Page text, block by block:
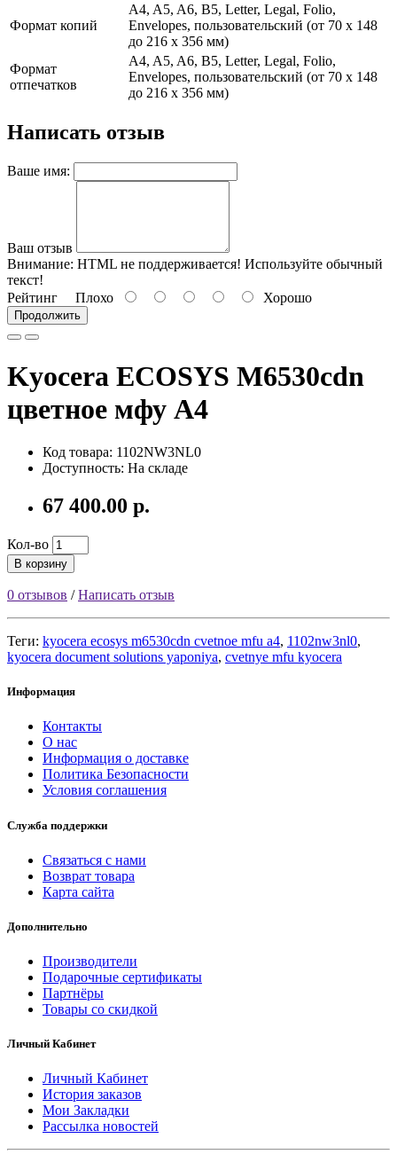
Формат копий
A4, A5, A6, B5, Letter, Legal, Folio,
Envelopes, пользовательский (от 70 x 148
до 216 x 356 мм)
Формат
отпечатков
A4, A5, A6, B5, Letter, Legal, Folio,
Envelopes, пользовательский (от 70 x 148
до 216 x 356 мм)
Написать отзыв
Ваше имя:
Ваш отзыв
Внимание: HTML не поддерживается! Используйте обычный
текст!
Рейтинг Плохо Хорошо
Продолжить
Kyocera ECOSYS M6530cdn
цветное мфу A4
Код товара: 1102NW3NL0
Доступность: На складе
67 400.00 р.
Кол-во
В корзину
0 отзывов /Написать отзыв
Теги: kyocera ecosys m6530cdn cvetnoe mfu a4, 1102nw3nl0,
kyocera document solutions yaponiya, cvetnye mfu kyocera
Информация
Контакты
О нас
Информация о доставке
Политика Безопасности
Условия соглашения
Служба поддержки
Связаться с нами
Возврат товара
Карта сайта
Дополнительно
Производители
Подарочные сертификаты
Партнёры
Товары со скидкой
Личный Кабинет
Личный Кабинет
История заказов
Мои Закладки
Рассылка новостей